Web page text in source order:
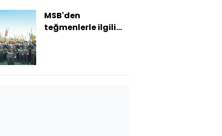
MSB'den
teğmenlerle ilgili